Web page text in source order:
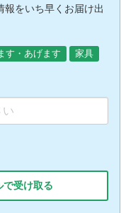
報をいち早くお届け出
す・あげます
家具
受け取る